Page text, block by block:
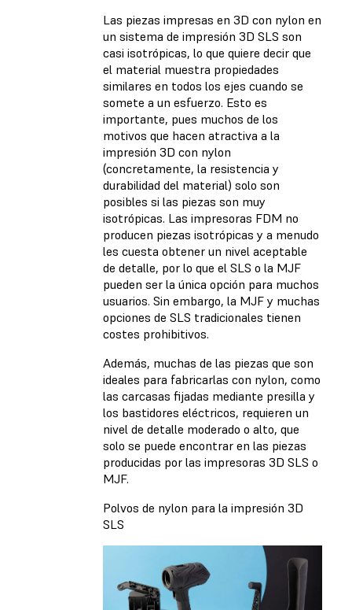
Las piezas impresas en 3D con nylon en
un sistema de impresión 3D SLS son
casi isotrópicas, lo que quiere decir que
el material muestra propiedades
similares en todos los ejes cuando se
somete a un esfuerzo. Esto es
importante, pues muchos de los
motivos que hacen atractiva a la
impresión 3D con nylon
(concretamente, la resistencia y
durabilidad del material) solo son
posibles si las piezas son muy
isotrópicas. Las impresoras FDM no
producen piezas isotrópicas y a menudo
les cuesta obtener un nivel aceptable
de detalle, por lo que el SLS o la MJF
pueden ser la única opción para muchos
usuarios. Sin embargo, la MJF y muchas
opciones de SLS tradicionales tienen
costes prohibitivos.
Además, muchas de las piezas que son
ideales para fabricarlas con nylon, como
las carcasas fijadas mediante presilla y
los bastidores eléctricos, requieren un
nivel de detalle moderado o alto, que
solo se puede encontrar en las piezas
producidas por las impresoras 3D SLS o
MJF.
Polvos de nylon para la impresión 3D
SLS